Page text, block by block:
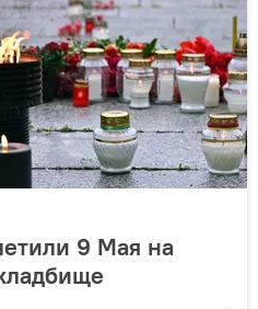
9 Мая на